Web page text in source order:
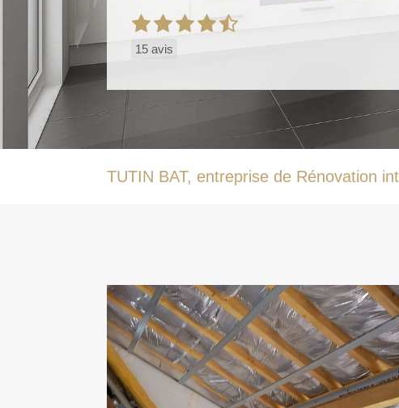
15 avis
TUTIN BAT, entreprise de Rénovation